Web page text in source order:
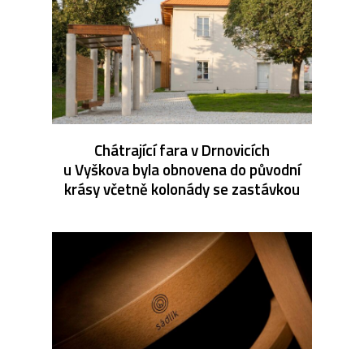
Chátrající fara v Drnovicích
u Vyškova byla obnovena do původní
krásy včetně kolonády se zastávkou